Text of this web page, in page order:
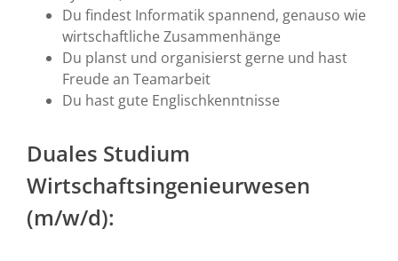
Du findest Informatik spannend, genauso wie
wirtschaftliche Zusammenhänge
Du planst und organisierst gerne und hast
Freude an Teamarbeit
Du hast gute Englischkenntnisse
Duales Studium
Wirtschaftsingenieurwesen
(m/w/d):